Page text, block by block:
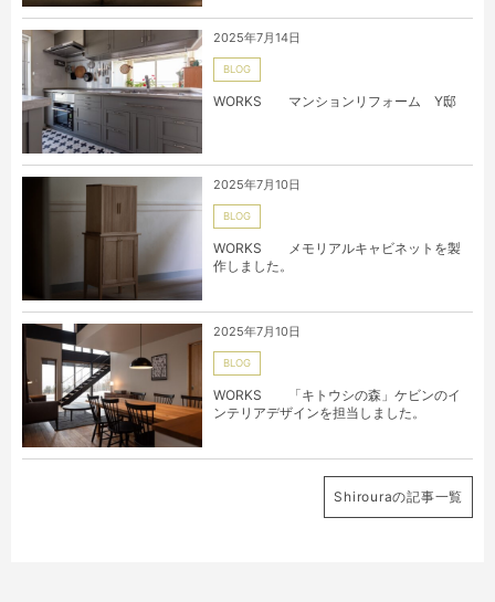
2025年7月14日
BLOG
WORKS マンションリフォーム Y邸
2025年7月10日
BLOG
WORKS メモリアルキャビネットを製
作しました。
2025年7月10日
BLOG
WORKS 「キトウシの森」ケビンのイ
ンテリアデザインを担当しました。
Shirouraの記事一覧